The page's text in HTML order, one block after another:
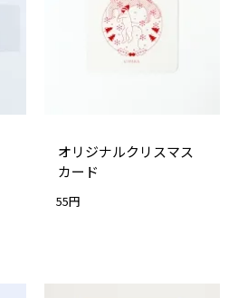
オリジナルクリスマス
カード
55円